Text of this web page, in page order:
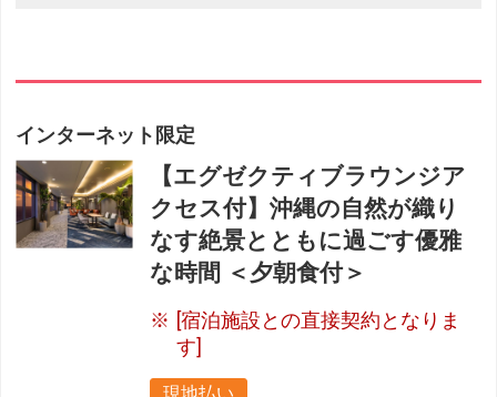
インターネット限定
【エグゼクティブラウンジア
クセス付】沖縄の自然が織り
なす絶景とともに過ごす優雅
な時間 ＜夕朝食付＞
[宿泊施設との直接契約となりま
す]